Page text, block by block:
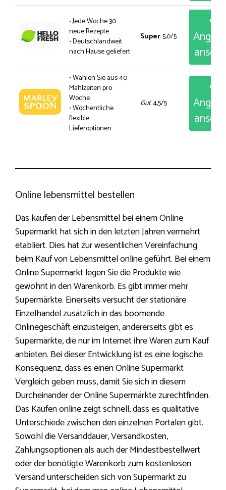
• Jede Woche 30
neue Rezepte
• Deutschlandweit
nach Hause geliefert
Super: 5,0/5
• Wählen Sie aus 40
Mahlzeiten pro
Woche
• Wöchentliche
flexible
Lieferoptionen
Gut: 4,5/5
Online lebensmittel bestellen
Das kaufen der Lebensmittel bei einem Online
Supermarkt hat sich in den letzten Jahren vermehrt
etabliert. Dies hat zur wesentlichen Vereinfachung
beim Kauf von Lebensmittel online geführt. Bei einem
Online Supermarkt legen Sie die Produkte wie
gewohnt in den Warenkorb. Es gibt immer mehr
Supermärkte. Einerseits versucht der stationäre
Einzelhandel zusätzlich in das boomende
Onlinegeschäft einzusteigen, andererseits gibt es
Supermärkte, die nur im Internet ihre Waren zum Kauf
anbieten. Bei dieser Entwicklung ist es eine logische
Konsequenz, dass es einen Online Supermarkt
Vergleich geben muss, damit Sie sich in diesem
Durcheinander der Online Supermärkte zurechtfinden.
Das Kaufen online zeigt schnell, dass es qualitative
Unterschiede zwischen den einzelnen Portalen gibt.
Sowohl die Versanddauer, Versandkosten,
Zahlungsoptionen als auch der Mindestbestellwert
oder der benötigte Warenkorb zum kostenlosen
Versand unterscheiden sich von Supermarkt zu